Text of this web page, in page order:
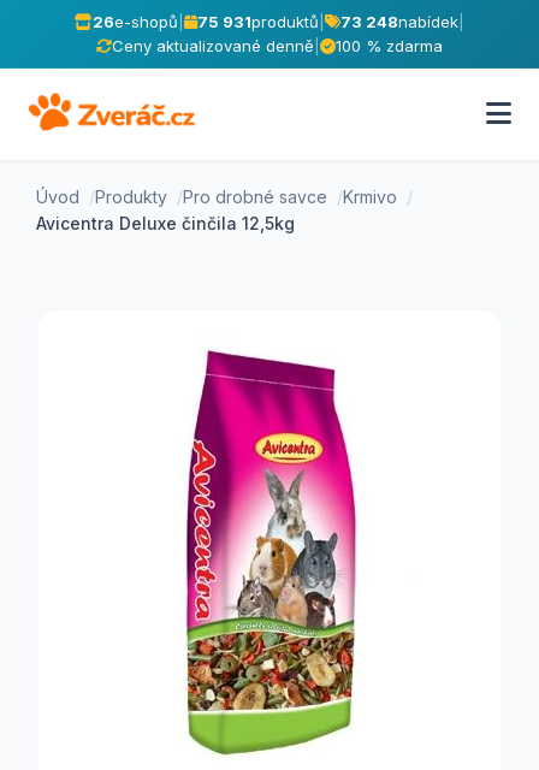
26e-shopů 75 931produktů 73 248nabídek
Ceny aktualizované denně
100 % zdarma
Úvod Produkty Pro drobné savce
Krmivo
Avicentra Deluxe činčila 12,5kg